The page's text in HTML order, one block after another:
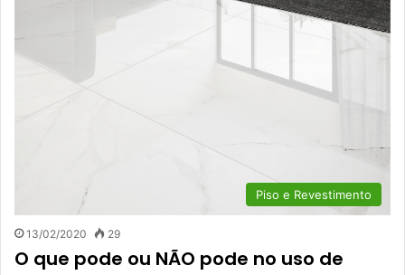
Piso e Revestimento
13/02/2020 29
O que pode ou NÃO pode no uso de